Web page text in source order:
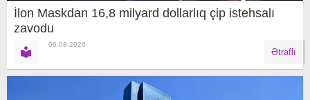
İlon Maskdan 16,8 milyard dollarlıq çip istehsalı
zavodu
06.08.2026
Ətraflı